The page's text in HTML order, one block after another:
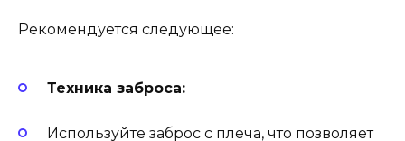
Рекомендуется следующее:
Техника заброса:
Используйте заброс с плеча, что позволяет